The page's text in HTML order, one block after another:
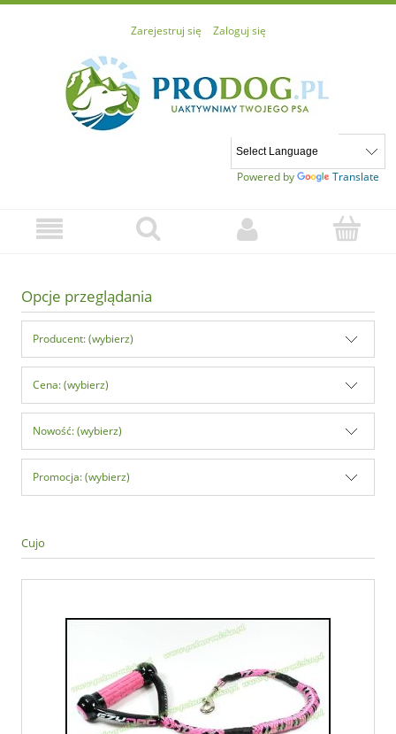
Zarejestruj się Zaloguj się
Powered by Translate
Opcje przeglądania
Producent: (wybierz)
Cena: (wybierz)
Nowość: (wybierz)
Promocja: (wybierz)
Cujo